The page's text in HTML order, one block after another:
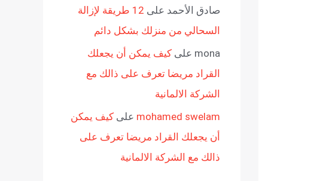
صادق الأحمد على
12 طريقة لإزالة
السحالي من منزلك بشكل دائم
mona على كيف يمكن أن يجعلك
القراد مريضا تعرف على ذالك مع
الشركة الالمانية
mohamed swelam على كيف يمكن
أن يجعلك القراد مريضا تعرف على
ذالك مع الشركة الالمانية